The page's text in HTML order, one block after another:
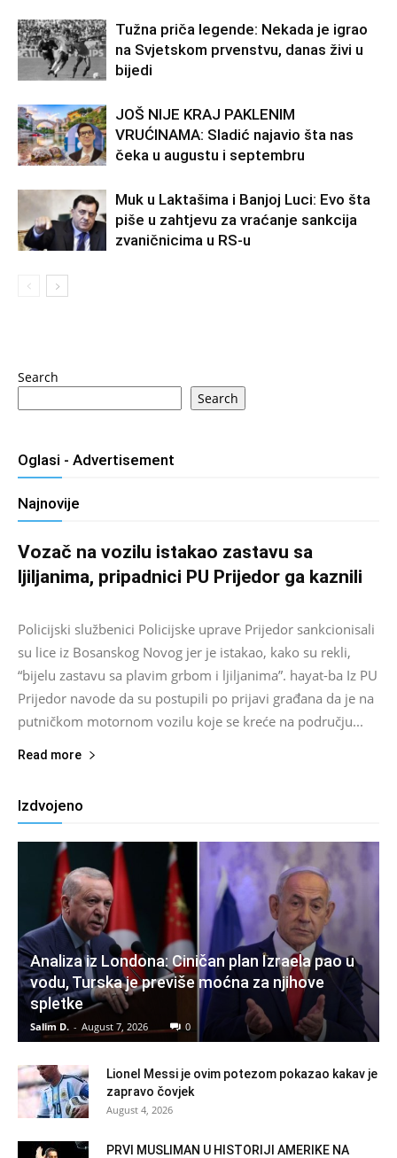
Tužna priča legende: Nekada je igrao
na Svjetskom prvenstvu, danas živi u
bijedi
JOŠ NIJE KRAJ PAKLENIM
VRUĆINAMA: Sladić najavio šta nas
čeka u augustu i septembru
Muk u Laktašima i Banjoj Luci: Evo šta
piše u zahtjevu za vraćanje sankcija
zvaničnicima u RS-u
Search
Search
Oglasi - Advertisement
Najnovije
Vozač na vozilu istakao zastavu sa
ljiljanima, pripadnici PU Prijedor ga kaznili
Salim D. - August 7, 2026
Policijski službenici Policijske uprave Prijedor sankcionisali
su lice iz Bosanskog Novog jer je istakao, kako su rekli,
“bijelu zastavu sa plavim grbom i ljiljanima”. hayat-ba Iz PU
Prijedor navode da su postupili po prijavi građana da je na
putničkom motornom vozilu koje se kreće na području...
Read more
Izdvojeno
Analiza iz Londona: Ciničan plan Izraela pao u
vodu, Turska je previše moćna za njihove
spletke
Salim D. - August 7, 2026 0
Lionel Messi je ovim potezom pokazao kakav je
zapravo čovjek
August 4, 2026
PRVI MUSLIMAN U HISTORIJI AMERIKE NA